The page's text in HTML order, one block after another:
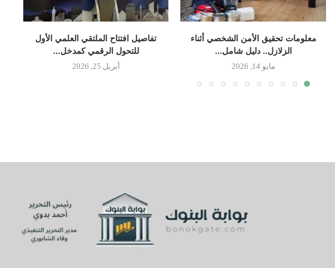
معلومات تحقيق الأمن الشخصي أثناء
الزلازل.. دليل شامل...
مايو 14, 2026
تفاصيل افتتاح الملتقي العلمي الأول
للتحول الرقمي كمدخل...
أبريل 25, 2026